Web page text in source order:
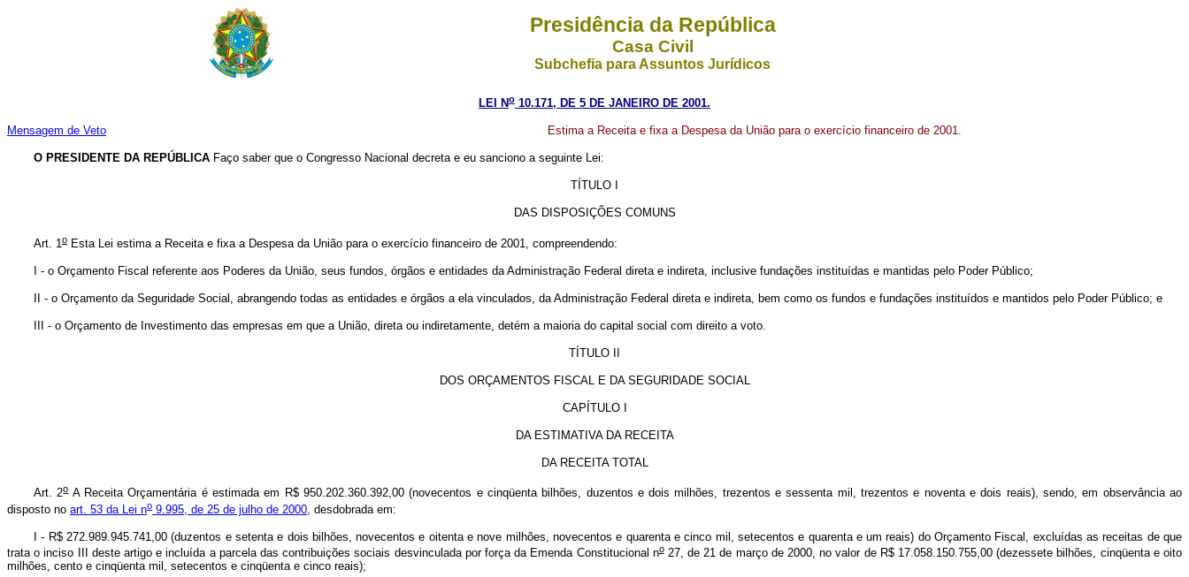
Presidência da República
Casa Civil
Subchefia para Assuntos Jurídicos
LEI No 10.171, DE 5 DE JANEIRO DE 2001.
Mensagem de Veto Estima a Receita e fixa a Despesa da União para o exercício financeiro de 2001.
O PRESIDENTE DA REPÚBLICA Faço saber que o Congresso Nacional decreta e eu sanciono a seguinte Lei:
TÍTULO I
DAS DISPOSIÇÕES COMUNS
Art. 1 o Esta Lei estima a Receita e fixa a Despesa da União para o exercício financeiro de 2001, compreendendo:
I - o Orçamento Fiscal referente aos Poderes da União, seus fundos, órgãos e entidades da Administração Federal direta e indireta, inclusive fundações instituídas e mantidas pelo Poder Público;
II - o Orçamento da Seguridade Social, abrangendo todas as entidades e órgãos a ela vinculados, da Administração Federal direta e indireta, bem como os fundos e fundações instituídos e mantidos pelo Poder Público; e
III - o Orçamento de Investimento das empresas em que a União, direta ou indiretamente, detém a maioria do capital social com direito a voto.
TÍTULO II
DOS ORÇAMENTOS FISCAL E DA SEGURIDADE SOCIAL
CAPÍTULO I
DA ESTIMATIVA DA RECEITA
DA RECEITA TOTAL
Art. 2oA Receita Orçamentária é estimada em R$ 950.202.360.392,00 (novecentos e cinqüenta bilhões, duzentos e dois milhões, trezentos e sessenta mil, trezentos e noventa e dois reais), sendo, em observância ao
disposto no art. 53 da Lei no 9.995, de 25 de julho de 2000 , desdobrada em:
I - R$ 272.989.945.741,00 (duzentos e setenta e dois bilhões, novecentos e oitenta e nove milhões, novecentos e quarenta e cinco mil, setecentos e quarenta e um reais) do Orçamento Fiscal, excluídas as receitas de que
trata o inciso III deste artigo e incluída a parcela das contribuições sociais desvinculada por força da Emenda Constitucional no27, de 21 de março de 2000, no valor de R$ 17.058.150.755,00 (dezessete bilhões, cinqüenta e oito
milhões, cento e cinqüenta mil, setecentos e cinqüenta e cinco reais);